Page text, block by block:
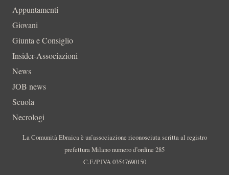
Appuntamenti
Giovani
Giunta e Consiglio
Insider-Associazioni
News
JOB news
Scuola
Necrologi
La Comunità Ebraica è un’associazione riconosciuta scritta al registro
prefettura Milano numero d’ordine 285
C.F./P.IVA 03547690150